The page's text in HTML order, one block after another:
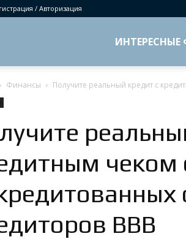
/ Авторизация
Финансы Получите реальный кредит с
чеком
BBB